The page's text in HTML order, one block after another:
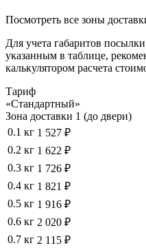
Посмотреть все зоны
Для учета габаритов
указанным в таблице,
калькулятором расчета
Тариф
«Стандартный»
Зона доставки 1 (до двери)
0.1 кг 1 527 ₽
0.2 кг 1 622 ₽
0.3 кг 1 726 ₽
0.4 кг 1 821 ₽
0.5 кг 1 916 ₽
0.6 кг 2 020 ₽
0.7 кг 2 115 ₽